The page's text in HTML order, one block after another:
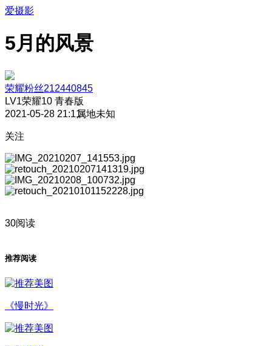
爱摄影
5月的风景
荣耀粉丝212440845
LV1荣耀10 青春版
2021-05-28 21:11属地未知
关注
30阅读
推荐阅读
《慢时光》